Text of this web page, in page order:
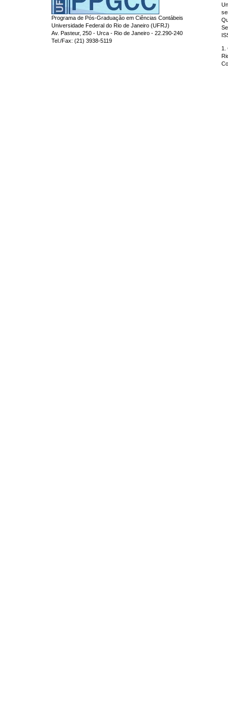
Programa de Pós-Graduação em Ciências Contábeis
Universidade Federal do Rio de Janeiro (UFRJ)
Av. Pasteur, 250 - Urca - Rio de Janeiro - 22.290-240
Tel./Fax: (21) 3938-5119
1.